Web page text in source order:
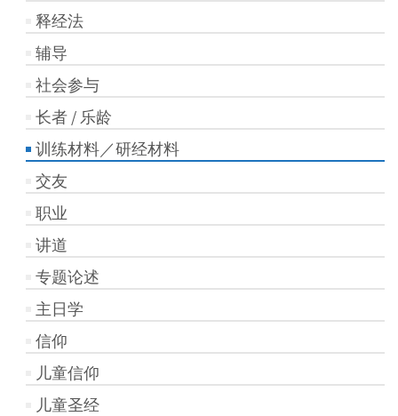
释经法
辅导
社会参与
长者 / 乐龄
训练材料／研经材料
交友
职业
讲道
专题论述
主日学
信仰
儿童信仰
儿童圣经